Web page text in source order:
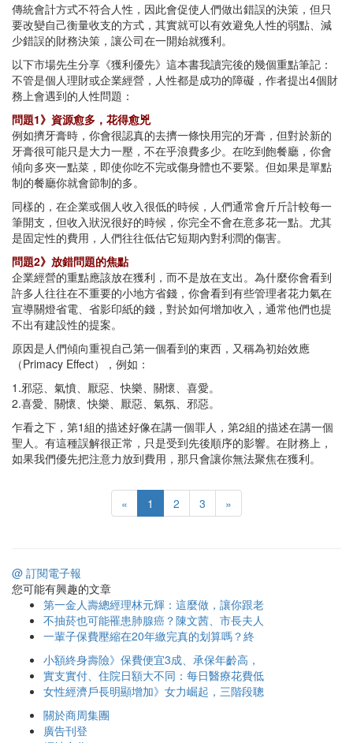
傳統會計方式不符合人性，因此會促使人們做出錯誤的決策，但只
要改變自己衡量收支的方式，其實就可以有效避免人性的弱點、減
少錯誤的財務決策，讓公司在一開始就獲利。
以下市場先生分享《獲利優先》這本書我讀完後的幾個重點筆記：
不管是個人理財或企業經營，人性都是成功的障礙，作者提出4個財
務上會遇到的人性問題：
問題1》資源愈多，花得愈兇
例如擠牙膏時，你會很認真的去擠一條快用完的牙膏，但對於新的
牙膏很可能只是大力一壓，不在乎浪費多少。在吃到飽餐廳，你會
傾向多夾一點菜，即使你吃不完或傷身體也不要緊。但如果是單點
制的餐廳你就會節制的多。
同樣的，在企業或個人收入很低的時候，人們通常會斤斤計較每一
筆開支，但收入狀況很好的時候，你完全不會在意多花一點。尤其
是固定性的費用，人們往往低估它短期內對利潤的傷害。
問題2》放錯問題的焦點
企業經營的重點應該放在獲利，而不是放在支出。為什麼你會看到
許多人往往在不重要的小地方省錢，你會看到有些管理者花力氣在
宣導關燈省電、省影印紙的錢，對於如何增加收入，通常他們也提
不出有建設性的提案。
原因是人們傾向重視自己第一個看到的東西，又稱為初始效應
（Primacy Effect），例如：
1.邪惡、氣憤、厭惡、快樂、關懷、喜愛。
2.喜愛、關懷、快樂、厭惡、氣氛、邪惡。
乍看之下，第1組的描述好像在講一個罪人，第2組的描述在講一個
聖人。有這種誤解很正常，只是受到先後順序的影響。在財務上，
如果我們優先把注意力放到費用，那只會讓你無法聚焦在獲利。
« 1 2 3 »
@ 訂閱電子報
您可能有興趣的文章
第一金人壽總經理林元輝：這麼做，讓你跟老
不抽菸也可能罹患肺腺癌？陳文茜、市長夫人
一輩子保費壓縮在20年繳完真的划算嗎？終
小額終身壽險》保費便宜3成、承保年齡高，
實支實付、住院日額大不同：每日醫療花費低
女性經濟戶長明顯增加》女力崛起，三階段聰
關於商周集團
廣告刊登